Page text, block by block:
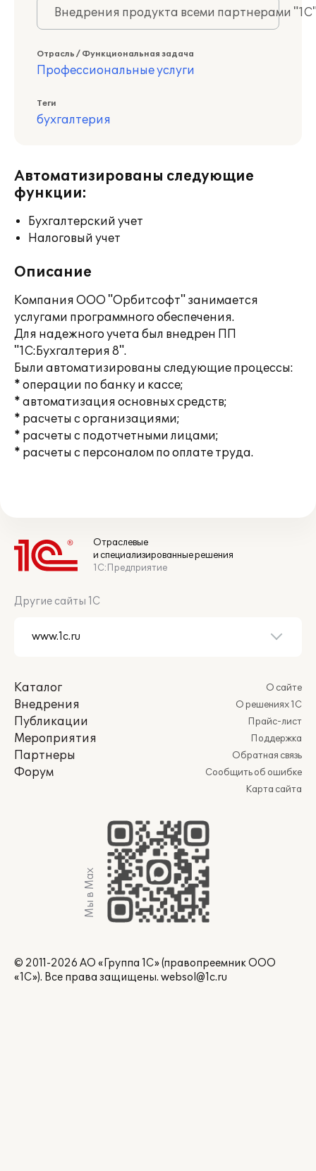
Внедрения продукта всеми партнерами
Отрасль / Функциональная задача
Профессиональные услуги
Теги
бухгалтерия
Автоматизированы следующие
функции:
Бухгалтерский учет
Налоговый учет
Описание
Компания ООО "Орбитсофт" занимается
услугами программного обеспечения.
Для надежного учета был внедрен ПП
"1С:Бухгалтерия 8".
Были автоматизированы следующие процессы:
* операции по банку и кассе;
* автоматизация основных средств;
* расчеты с организациями;
* расчеты с подотчетными лицами;
* расчеты с персоналом по оплате труда.
Отраслевые
и специализированные решения
1С:Предприятие
Другие сайты 1С
Каталог
Внедрения
Публикации
Мероприятия
Партнеры
Форум
О сайте
О решениях 1С
Прайс-лист
Поддержка
Обратная связь
Сообщить об ошибке
Карта сайта
Мы в Max
© 2011-2026 АО «Группа 1С» (правопреемник ООО
«1С»). Все права защищены. websol@1c.ru